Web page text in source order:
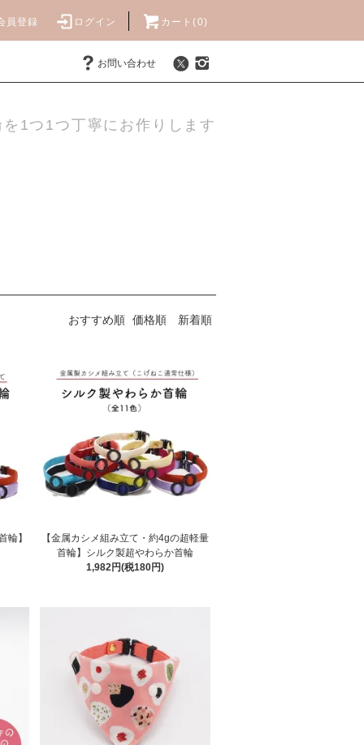
員登録 ログイン カート(0)
お問い合わせ
1つ1つ丁寧にお作りします
おすすめ順 価格順 新着順
輪】
【金属カシメ組み立て・約4gの超軽量
首輪】シルク製超やわらか首輪
1,982円(税180円)